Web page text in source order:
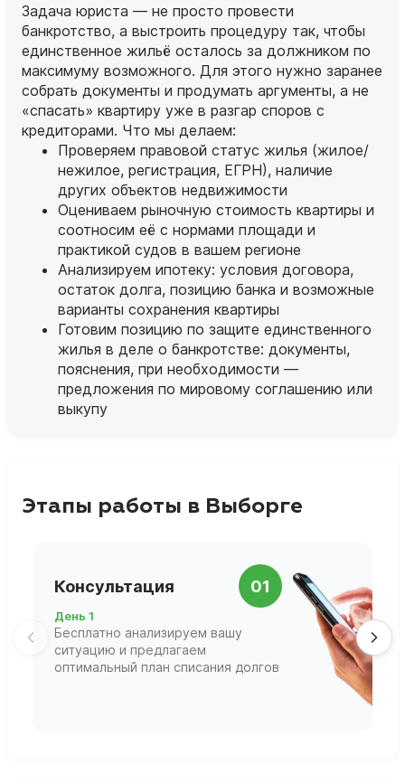
Задача юриста — не просто провести
банкротство, а выстроить процедуру так, чтобы
единственное жильё осталось за должником по
максимуму возможного. Для этого нужно заранее
собрать документы и продумать аргументы, а не
«спасать» квартиру уже в разгар споров с
кредиторами. Что мы делаем:
Проверяем правовой статус жилья (жилое/
нежилое, регистрация, ЕГРН), наличие
других объектов недвижимости
Оцениваем рыночную стоимость квартиры и
соотносим её с нормами площади и
практикой судов в вашем регионе
Анализируем ипотеку: условия договора,
остаток долга, позицию банка и возможные
варианты сохранения квартиры
Готовим позицию по защите единственного
жилья в деле о банкротстве: документы,
пояснения, при необходимости —
предложения по мировому соглашению или
выкупу
Этапы работы в Выборге
Консультация 01
День 1
Бесплатно анализируем вашу
ситуацию и предлагаем
оптимальный план списания долгов